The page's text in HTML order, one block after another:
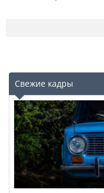
Свежие кадры